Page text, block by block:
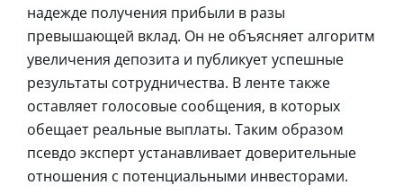
надежде получения прибыли в разы
превышающей вклад. Он не объясняет алгоритм
увеличения депозита и публикует успешные
результаты сотрудничества. В ленте также
оставляет голосовые сообщения, в которых
обещает реальные выплаты. Таким образом
псевдо эксперт устанавливает доверительные
отношения с потенциальными инвесторами.